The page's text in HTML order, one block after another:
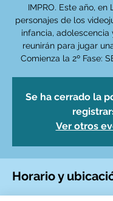
IMPRO. Este año, en
personajes de los
infancia,
reunirán para jugar
Comienza la 2º Fase:
Se ha cerrado la
Ver otros
Horario y